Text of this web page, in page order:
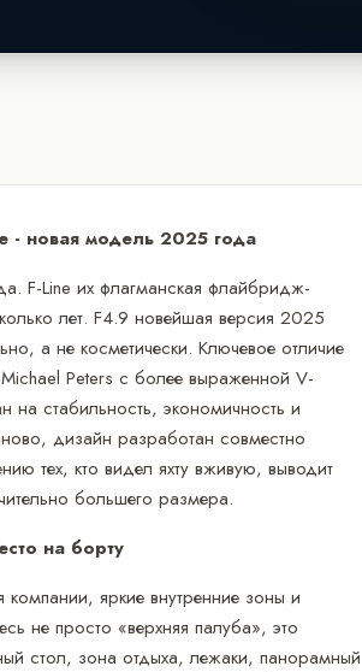
- новая модель 2025 года
F-Line их флагманская флайбридж-
лет. F4.9 новейшая версия 2025
а не косметически. Ключевое отличие
Peters с более выраженной V-
стабильность, экономичность и
дизайн разработан совместно
тех, кто видел яхту вживую, выводит
большего размера.
на борту
яркие внутренние зоны и
не просто «верхняя палуба», это
стол, зона отдыха, лежаки, панорамный